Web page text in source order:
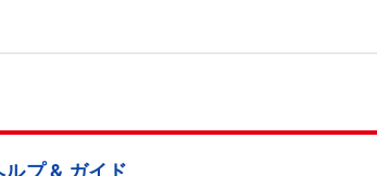
ルプ & ガイド